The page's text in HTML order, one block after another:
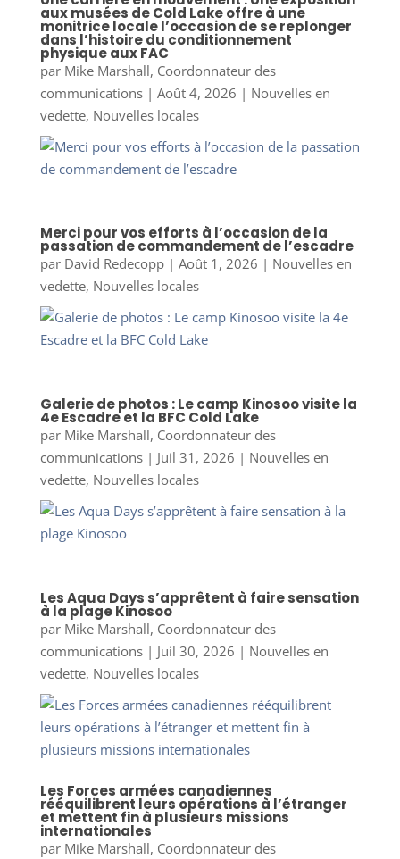
aux musées de Cold Lake offre à une
monitrice locale l’occasion de se replonger
dans l’histoire du conditionnement
physique aux FAC
par Mike Marshall, Coordonnateur des
communications| Août 4, 2026 | Nouvelles en
vedette, Nouvelles locales
Merci pour vos efforts à l’occasion de la
passation de commandement de l’escadre
par David Redecopp| Août 1, 2026 | Nouvelles en
vedette, Nouvelles locales
Galerie de photos : Le camp Kinosoo visite la
4e Escadre et la BFC Cold Lake
par Mike Marshall, Coordonnateur des
communications| Juil 31, 2026 | Nouvelles en
vedette, Nouvelles locales
Les Aqua Days s’apprêtent à faire sensation
à la plage Kinosoo
par Mike Marshall, Coordonnateur des
communications| Juil 30, 2026 | Nouvelles en
vedette, Nouvelles locales
Les Forces armées canadiennes
rééquilibrent leurs opérations à l’étranger
et mettent fin à plusieurs missions
internationales
par Mike Marshall, Coordonnateur des